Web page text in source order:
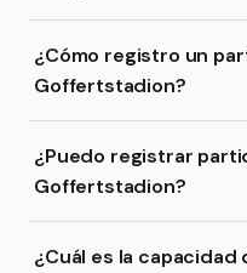
¿Cómo registro un
Goffertstadion?
¿Puedo registrar
Goffertstadion?
¿Cuál es la